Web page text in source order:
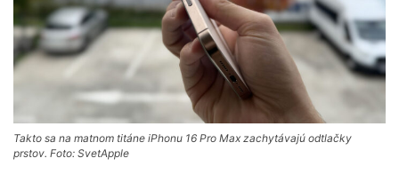
Takto sa na matnom titáne iPhonu 16 Pro Max zachytávajú odtlačky
prstov. Foto: SvetApple